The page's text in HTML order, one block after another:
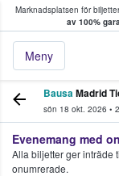
Marknadsplatsen för
av 100%
Meny
köper
BausaMadrid
sön 18 okt. 2026 •
Evenemang med
Alla biljetter ger inträde
onumrerade.